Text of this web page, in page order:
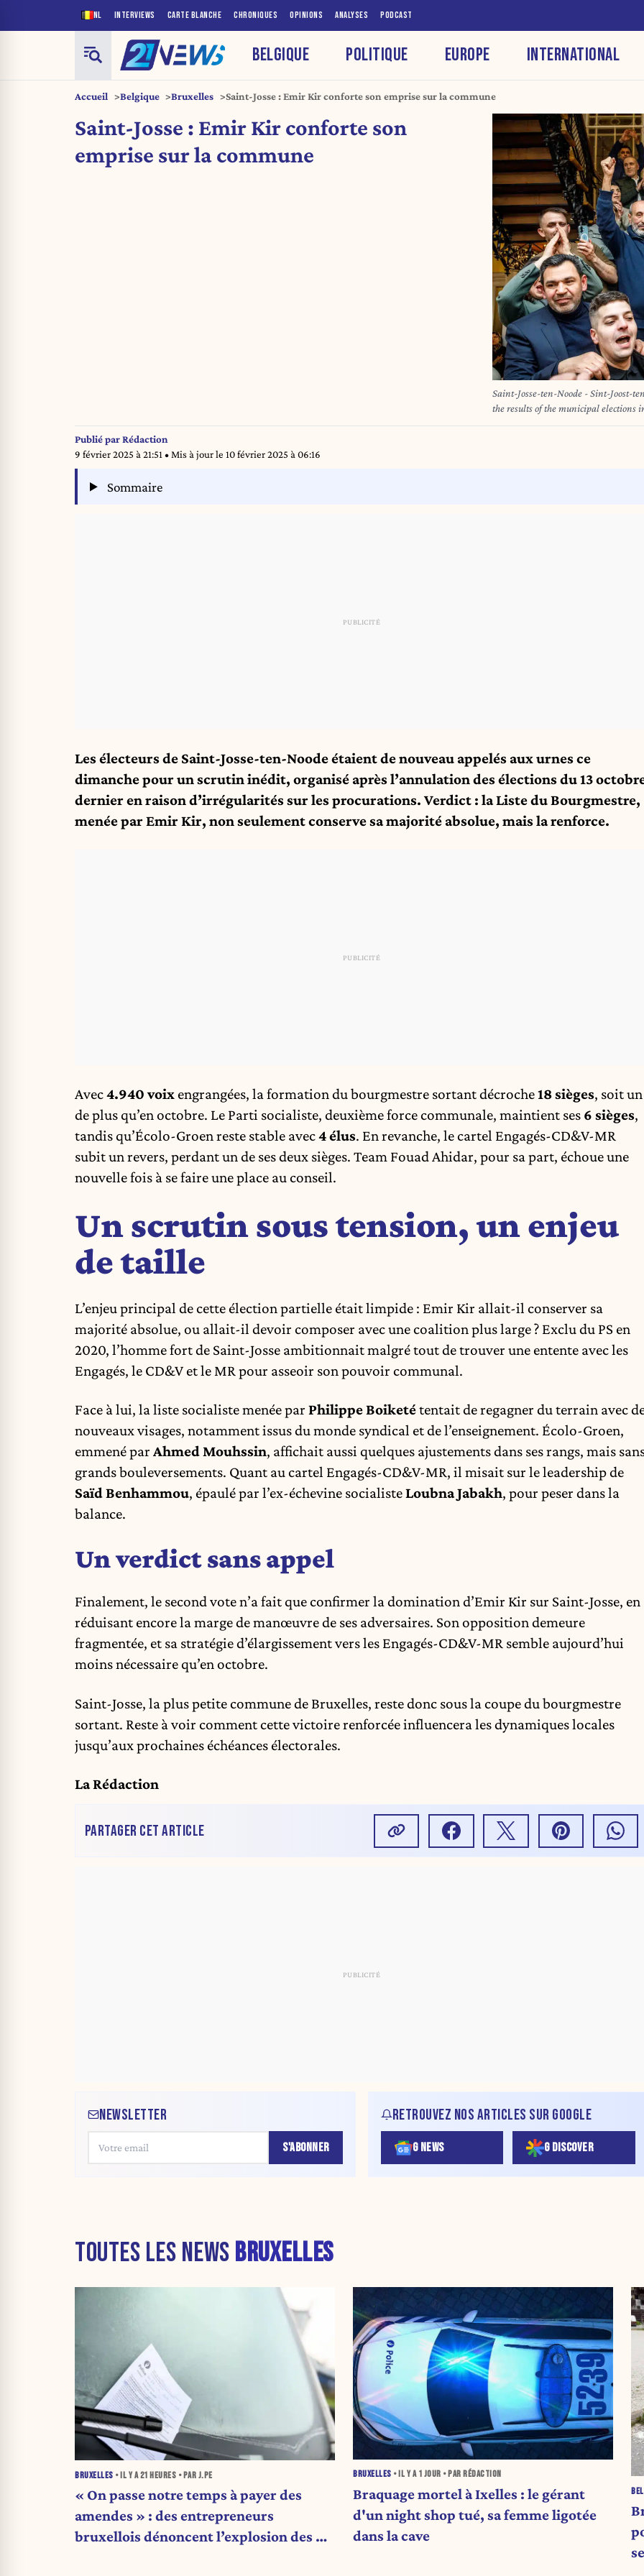
NL INTERVIEWS CARTE BLANCHE CHRONIQUES OPINIONS ANALYSES PODCAST
BELGIQUE POLITIQUE EUROPE INTERNATIONAL
Accueil Belgique Bruxelles Saint-Josse : Emir Kir conforte son emprise sur la commune
Saint-Josse : Emir Kir conforte son
emprise sur la commune
Saint-Josse-ten-Noode - Sint-Joost-
the results of the municipal elections
Sunday 09 February 2025. The
Publié parRédaction
9 février 2025 à 21:51• Mis à jour le 10 février 2025 à 06:16
Sommaire
Les électeurs de Saint-Josse-ten-Noode étaient de nouveau appelés aux urnes ce
dimanche pour un scrutin inédit, organisé après l’annulation des élections du 13
dernier en raison d’irrégularités sur les procurations. Verdict : la Liste du Bourgmestre,
menée par Emir Kir, non seulement conserve sa majorité absolue, mais la renforce.
Avec4.940 voix engrangées, la formation du bourgmestre sortant décroche18 sièges, soit un
de plus qu’en octobre. Le Parti socialiste, deuxième force communale, maintient ses 6 sièges,
tandis qu’Écolo-Groen reste stable avec4 élus. En revanche, le cartel Engagés-CD&V-MR
subit un revers, perdant un de ses deux sièges. Team Fouad Ahidar, pour sa part, échoue une
nouvelle fois à se faire une place au conseil.
Un scrutin sous tension, un enjeu
de taille
L’enjeu principal de cette élection partielle était limpide : Emir Kir allait-il conserver sa
majorité absolue, ou allait-il devoir composer avec une coalition plus large ? Exclu du PS en
2020, l’homme fort de Saint-Josse ambitionnait malgré tout de trouver une entente avec les
Engagés, le CD&V et le MR pour asseoir son pouvoir communal.
Face à lui, la liste socialiste menée par Philippe Boiketétentait de regagner du terrain avec
nouveaux visages, notamment issus du monde syndical et de l’enseignement. Écolo-Groen,
emmené par Ahmed Mouhssin, affichait aussi quelques ajustements dans ses rangs, mais
grands bouleversements. Quant au cartel Engagés-CD&V-MR, il misait sur le leadership de
Saïd Benhammou, épaulé par l’ex-échevine socialisteLoubna Jabakh, pour peser dans la
balance.
Un verdict sans appel
Finalement, le second vote n’a fait que confirmer la domination d’Emir Kir sur Saint-Josse, en
réduisant encore la marge de manœuvre de ses adversaires. Son opposition demeure
fragmentée, et sa stratégie d’élargissement vers les Engagés-CD&V-MR semble aujourd’hui
moins nécessaire qu’en octobre.
Saint-Josse, la plus petite commune de Bruxelles, reste donc sous la coupe du bourgmestre
sortant. Reste à voir comment cette victoire renforcée influencera les dynamiques locales
jusqu’aux prochaines échéances électorales.
La Rédaction
PARTAGER CET ARTICLE
NEWSLETTER
S'ABONNER
RETROUVEZ NOS ARTICLES SUR GOOGLE
G NEWS G DISCOVER
TOUTES LES NEWS BRUXELLES
BRUXELLES • IL Y A21 HEURES • PAR J.PE
« On passe notre temps à payer des
amendes » : des entrepreneurs
bruxellois dénoncent l’explosion des PV
BRUXELLES • IL Y A 1 JOUR • PAR RÉDACTION
Braquage mortel à Ixelles : le gérant
d'un night shop tué, sa femme ligotée
dans la cave